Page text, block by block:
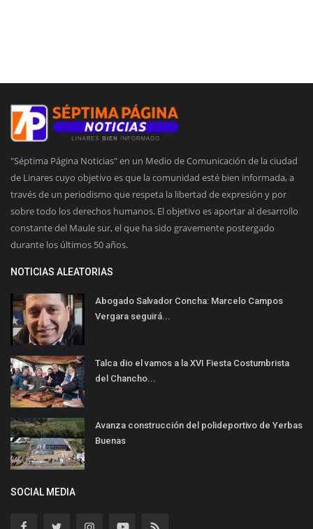
"Séptima Página Noticias" en un Medio de Comunicación de la ciudad
de Linares cuyo objetivo es que la comunidad esté bien informada, a
través de un periodismo que respeta la libertad de expresión y por
sobre todo los derechos humanos. El objetivo es aportar al desarrollo
constante del Maule sur, el que ha sido gravemente postergado
durante los últimos 50 años.
NOTICIAS ALEATORIAS
Abogado Salvador Concha: Marcelo Campos
Vergara seguirá...
Talca dio el vamos a la XVI Fiesta Costumbrista
del Chancho...
Avanza construcción del polideportivo de Yerbas
Buenas
SOCIAL MEDIA